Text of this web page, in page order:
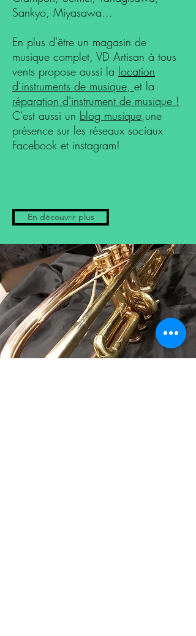
Sankyo, Miyasawa...
En plus d’être un magasin de
musique complet, VD Artisan à tous
vents propose aussi la location
d’instruments de musique, et la
réparation d'instrument de musique !
C’est aussi un blog musique,une
présence sur les réseaux sociaux
Facebook et instagram!
En découvrir plus